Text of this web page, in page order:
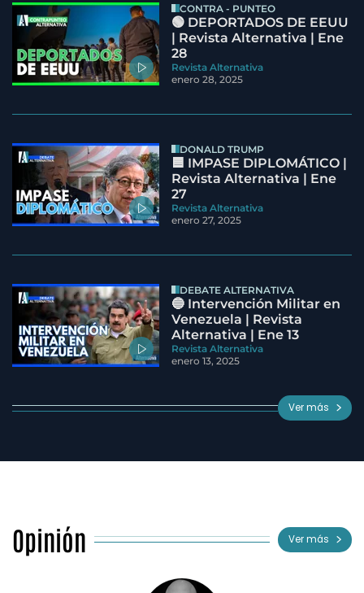
CONTRA - PUNTEO
🟢 DEPORTADOS DE EEUU
| Revista Alternativa | Ene
28
Revista Alternativa
enero 28, 2025
DONALD TRUMP
🟦 IMPASE DIPLOMÁTICO |
Revista Alternativa | Ene
27
Revista Alternativa
enero 27, 2025
DEBATE ALTERNATIVA
🔵 Intervención Militar en
Venezuela | Revista
Alternativa | Ene 13
Revista Alternativa
enero 13, 2025
Ver más
Opinión Ver más